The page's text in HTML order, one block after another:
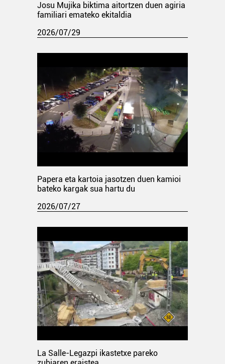
Josu Mujika biktima aitortzen duen agiria
familiari emateko ekitaldia
2026/07/29
Papera eta kartoia jasotzen duen kamioi
bateko kargak sua hartu du
2026/07/27
La Salle-Legazpi ikastetxe pareko